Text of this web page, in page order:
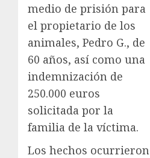
medio de prisión para
el propietario de los
animales, Pedro G., de
60 años, así como una
indemnización de
250.000 euros
solicitada por la
familia de la víctima.
Los hechos ocurrieron